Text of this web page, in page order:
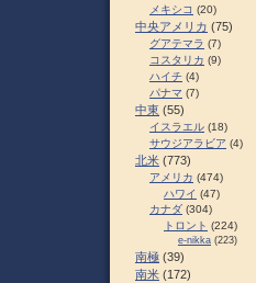
メキシコ (20)
中央アメリカ (75)
グアテマラ (7)
コスタリカ (9)
ハイチ (4)
パナマ (7)
中東 (55)
イスラエル (18)
サウジアラビア (4)
北米 (773)
アメリカ (474)
ハワイ (47)
カナダ (304)
トロント (224)
e-nikka (223)
南極 (39)
南米 (172)